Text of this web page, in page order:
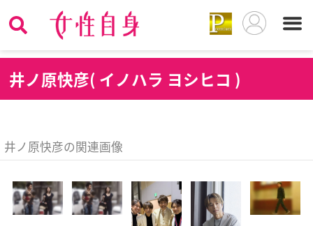
井ノ原快彦( イノハラ ヨシヒコ )
井ノ原快彦の関連画像